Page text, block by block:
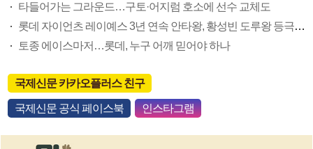
타들어가는 그라운드…구토·어지럼 호소에 선수 교체도
롯데 자이언츠 레이예스 3년 연속 안타왕, 황성빈 도루왕 등극할까
토종 에이스마저…롯데, 누구 어깨 믿어야 하나
국제신문 카카오플러스 친구
국제신문 공식 페이스북 인스타그램